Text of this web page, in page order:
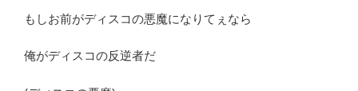
もしお前がディスコの悪魔になりてぇなら
俺がディスコの反逆者だ